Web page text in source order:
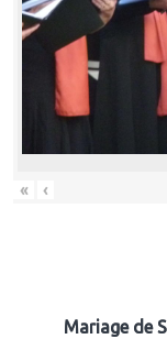
« ‹
Mariage de